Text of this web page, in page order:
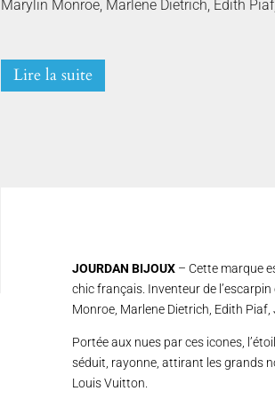
Marylin Monroe, Marlene Dietrich, Edith
Lire la suite
JOURDAN BIJOUX – Cette marque
chic français. Inventeur de
Monroe, Marlene Dietrich, Edith
Portée aux nues par ces icones,
séduit, rayonne, attirant les grands
Louis Vuitton.